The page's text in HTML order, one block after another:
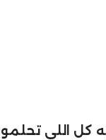
كل اللي